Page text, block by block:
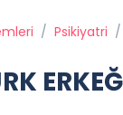
/ Psikiyatri /